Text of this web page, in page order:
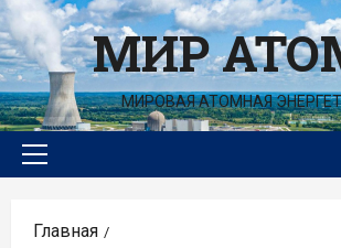
Перейти
к
содержимомуМИР
МИРОВАЯ АТОМНАЯ
Основное
Главная